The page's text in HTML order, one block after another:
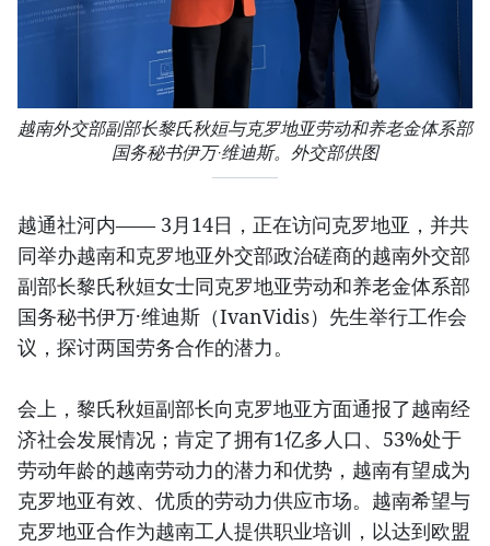
越南外交部副部长黎氏秋姮与克罗地亚劳动和养老金体系部
国务秘书伊万·维迪斯。外交部供图
越通社河内—— 3月14日，正在访问克罗地亚，并共
同举办越南和克罗地亚外交部政治磋商的越南外交部
副部长黎氏秋姮女士同克罗地亚劳动和养老金体系部
国务秘书伊万·维迪斯（IvanVidis）先生举行工作会
议，探讨两国劳务合作的潜力。
会上，黎氏秋姮副部长向克罗地亚方面通报了越南经
济社会发展情况；肯定了拥有1亿多人口、53%处于
劳动年龄的越南劳动力的潜力和优势，越南有望成为
克罗地亚有效、优质的劳动力供应市场。越南希望与
克罗地亚合作为越南工人提供职业培训，以达到欧盟